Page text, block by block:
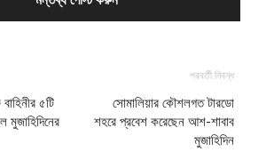
৫টি
মুজাহিদিনের
পরবর্তী নিবন্ধ
সোমালিয়ার কৌশলগত টারডো
শহরে প্রবেশ করেছেন আশ-শাবাব
মুজাহিদিন